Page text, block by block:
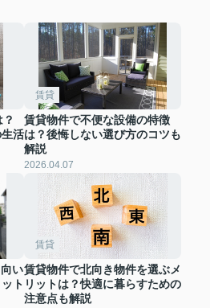
活
賃貸
賃貸物件で不便な設備の特徴
は？後悔しない選び方のコツも
解説
2026.04.07
い
ト
賃貸
賃貸物件で北向き物件を選ぶメ
リットは？快適に暮らすための
注意点も解説